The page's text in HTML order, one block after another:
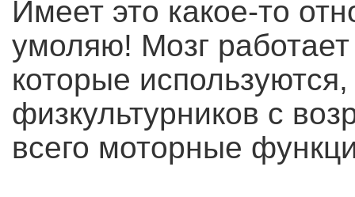
Имеет это какое-то
умоляю! Мозг
которые
физкультурников с
всего моторные